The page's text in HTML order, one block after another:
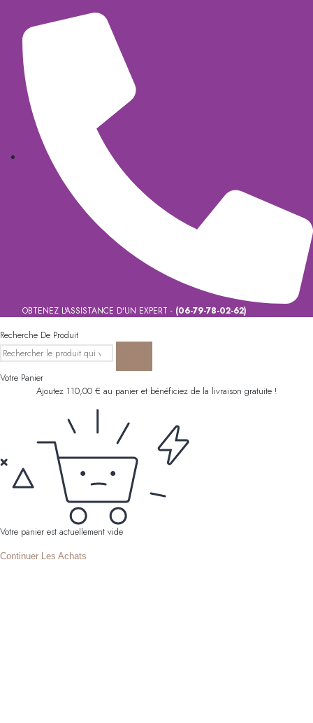
OBTENEZ L'ASSISTANCE D'UN EXPERT - (06-79-78-02-62)
Recherche De Produit
Votre Panier
Ajoutez 110,00 € au panier et bénéficiez de la livraison gratuite !
Votre panier est actuellement vide
Continuer Les Achats